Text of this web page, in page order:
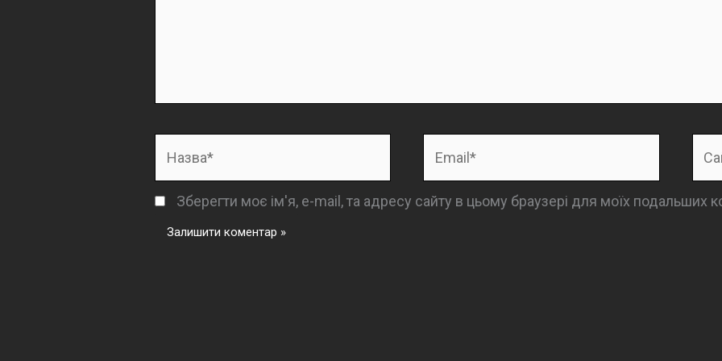
Зберегти моє ім'я, e-mail, та адресу сайту в цьому браузері для моїх подальших